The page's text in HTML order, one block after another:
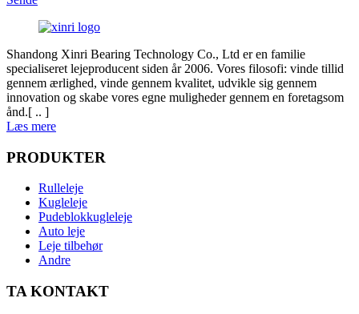
Shandong Xinri Bearing Technology Co., Ltd er en familie
specialiseret lejeproducent siden år 2006. Vores filosofi: vinde tillid
gennem ærlighed, vinde gennem kvalitet, udvikle sig gennem
innovation og skabe vores egne muligheder gennem en foretagsom
ånd.[ .. ]
Læs mere
PRODUKTER
Rulleleje
Kugleleje
Pudeblokkugleleje
Auto leje
Leje tilbehør
Andre
TA KONTAKT